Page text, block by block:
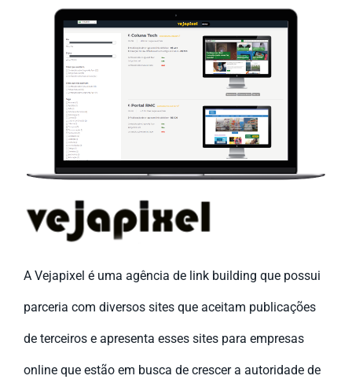
A Vejapixel é uma agência de link building que possui
parceria com diversos sites que aceitam publicações
de terceiros e apresenta esses sites para empresas
online que estão em busca de crescer a autoridade de